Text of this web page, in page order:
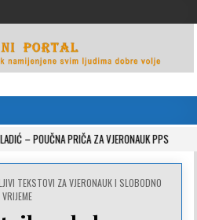
PRIČA ZA VJERONAUK PPS 2021-
TEKSTOVI ZA VJERONAUK I SLOBODNO
VRIJEME